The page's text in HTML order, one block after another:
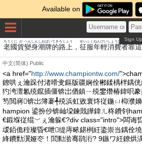
Available on
Sign Up
老
ろう
國
くに
貨
か
變身
へんしん
潮
しお
牌
ぱい
的
てき
路上
ろじょう
， 征服
せいふく
年
ねん
輕
けい
消費者
しょうひしゃ
靠
こう
這
しゃ
中文(简体) Public
<a href="http://www.championtw.com/
鐐哄ぇ瀹跺付渚嗗叏鏂版疆娴佺郴鍒楀柈鍝
犳洿澶氱殑鑹插僵锛岀偤鎮ㄧ殑鐢熸椿鍏呮
笉閲嶈锛岀簿褰╃殑浜虹敓寰炵従鍦ㄩ枊濮
hampion 鍙扮仯锛屾垜鍊戝皣鍏ㄦ柊鐨刢
€鍛堢従绲﹀ぇ瀹躲€?div class="intro">闆诲
叆銆佹秷璨昏€呭缇庤畩鍖栵紝鍌崇当鍝佺
綘鐨勯瀷娅冭！閭勬湁骞鹃洐? 9鏃ワ紝鐐烘